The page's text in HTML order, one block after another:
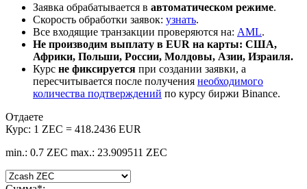
Заявка обрабатывается в автоматическом режиме.
Скорость обработки заявок: узнать.
Все входящие транзакции проверяются на: AML.
Не производим выплату в EUR на карты: США,
Африки, Польши, России, Молдовы, Азии, Израиля.
Курс не фиксируется при создании заявки, а
пересчитывается после получения необходимого
количества подтверждений по курсу биржи Binance.
Отдаете
Курс: 1 ZEC = 418.2436 EUR
min.: 0.7 ZEC max.: 23.909511 ZEC